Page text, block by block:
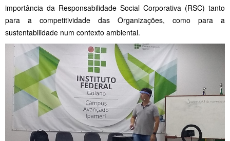
importância da Responsabilidade Social Corporativa (RSC) tanto
para a competitividade das Organizações, como para a
sustentabilidade num contexto ambiental.